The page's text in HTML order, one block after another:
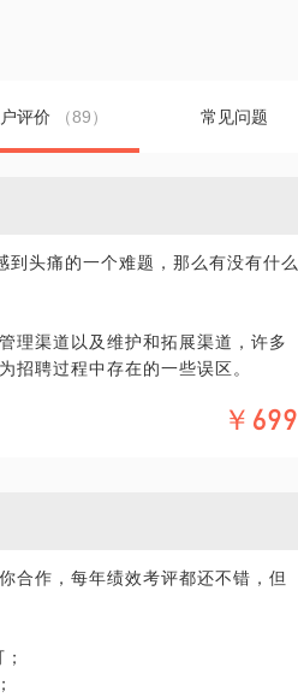
评价 （89） 常见问题
头痛的一个难题，那么有没有什么
理渠道以及维护和拓展渠道，许多
招聘过程中存在的一些误区。
司精力宝贵，如何在保证投入和精
使用传统渠道比如说51、智联。
发掘自身的优点打动你想要的人
对很多公司来说猎头费用偏贵，所
个话题。
￥699
合作，每年绩效考评都还不错，但